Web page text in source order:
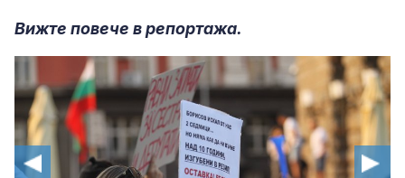
Вижте повече в репортажа.